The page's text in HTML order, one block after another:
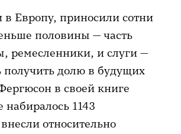
Европу, приносили сотни
половины — часть
ремесленники, и слуги —
получить долю в будущих
в своей книге
1143
относительно